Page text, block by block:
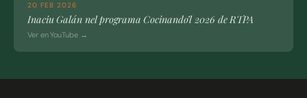
20 FEB 2026
Inaciu Galán nel programa Cocinando’l 2026 de RTPA
Ver en YouTube →